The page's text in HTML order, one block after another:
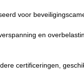
voor
en
certificeringen,